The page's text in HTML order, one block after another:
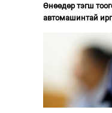
Өнөөдөр тэгш
автомашинтай